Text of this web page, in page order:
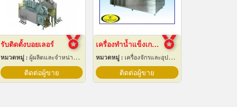
รับติดตั้งบอยเลอร์
หมวดหมู่ : ผู้ผลิตและจำหน่ายหม้อน้ำทางอุตสาหกรรม
ติดต่อผู้ขาย
เครื่องทำน้ำแข็งเกล็ด เชียงใหม่
หมวดหมู่ : เครื่องจักรและอุปกรณ์ผลิตน้ำแข็ง
ติดต่อผู้ขาย